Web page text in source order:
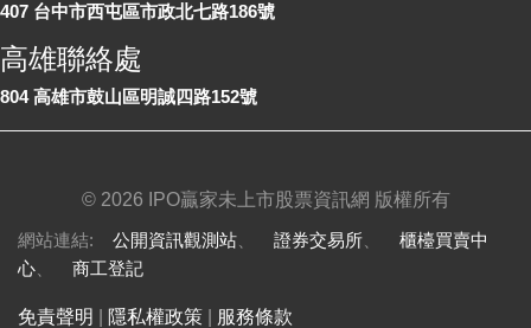
407 台中市西屯區市政北七路186號
高雄聯絡處
804 高雄市鼓山區明誠四路152號
© 2026 IPO贏家未上市股票資訊網 版權所有
網站連結: 公開資訊觀測站 證券交易所
櫃檯買賣中
心
商工登記
免責聲明 隱私權政策 服務條款